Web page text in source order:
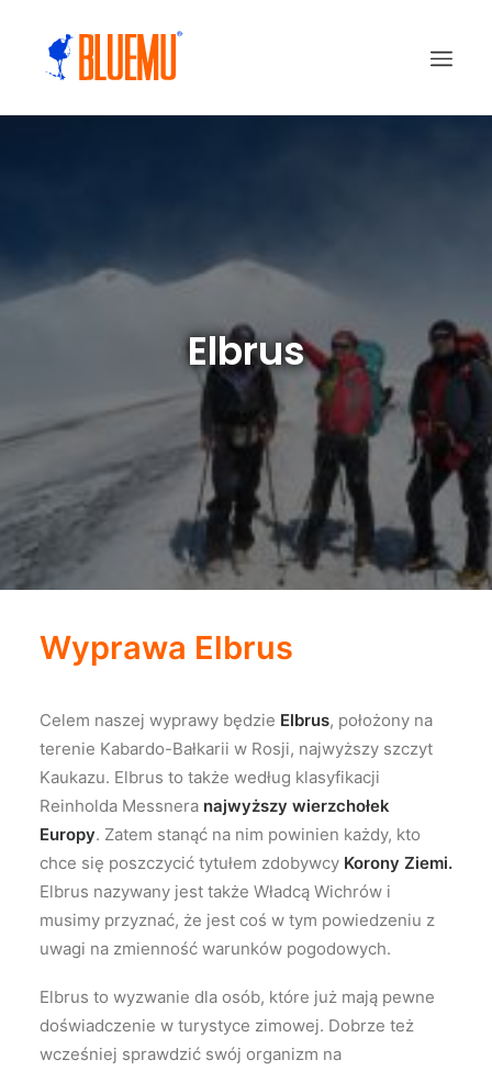
Elbrus
Wyprawa Elbrus
Celem naszej wyprawy będzie Elbrus, położony na
terenie Kabardo-Bałkarii w Rosji, najwyższy szczyt
Kaukazu. Elbrus to także według klasyfikacji
Reinholda Messnera najwyższy wierzchołek
Europy. Zatem stanąć na nim powinien każdy, kto
chce się poszczycić tytułem zdobywcy Korony Ziemi.
Elbrus nazywany jest także Władcą Wichrów i
musimy przyznać, że jest coś w tym powiedzeniu z
uwagi na zmienność warunków pogodowych.
Elbrus to wyzwanie dla osób, które już mają pewne
doświadczenie w turystyce zimowej. Dobrze też
wcześniej sprawdzić swój organizm na